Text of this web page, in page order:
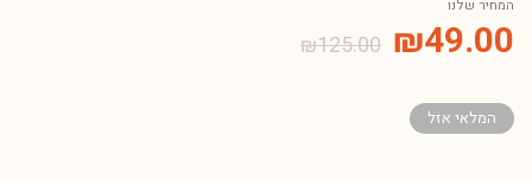
המחיר שלנו
₪125.00 ₪49.00
המלאי אזל